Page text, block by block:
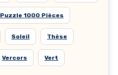
Puzzle 1000 Pièces
Soleil Thèse
Vercors Vert